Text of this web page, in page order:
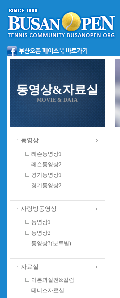
동영상&자료실
MOVIE & DATA
ㆍ동영상
레슨동영상1
레슨동영상2
경기동영상1
경기동영상2
ㆍ사랑방동영상
동영상1
동영상2
동영상3(분류별)
ㆍ자료실
이론과실전&칼럼
테니스자료실